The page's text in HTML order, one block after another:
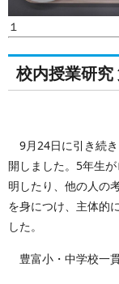
１
校内授業研究
9月24日に引き続
開しました。5年生
明したり、他の人の
を身につけ、主体的
した。
豊富小・中学校一